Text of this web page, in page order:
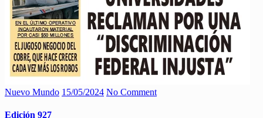
Nuevo Mundo 15/05/2024 No Comment
Edición 927